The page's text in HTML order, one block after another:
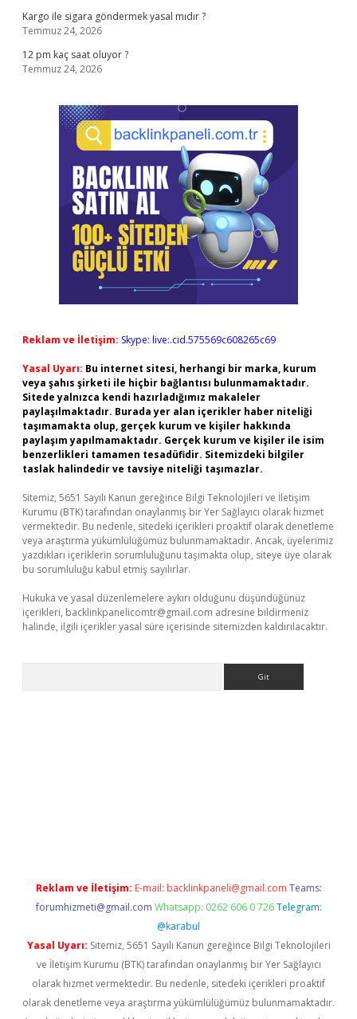
Kargo ile sigara göndermek yasal mıdır ?
Temmuz 24, 2026
12 pm kaç saat oluyor ?
Temmuz 24, 2026
Reklam ve İletişim: Skype: live:.cid.575569c608265c69
Yasal Uyarı: Bu internet sitesi, herhangi bir marka, kurum
veya şahıs şirketi ile hiçbir bağlantısı bulunmamaktadır.
Sitede yalnızca kendi hazırladığımız makaleler
paylaşılmaktadır. Burada yer alan içerikler haber niteliği
taşımamakta olup, gerçek kurum ve kişiler hakkında
paylaşım yapılmamaktadır. Gerçek kurum ve kişiler ile isim
benzerlikleri tamamen tesadüfidir. Sitemizdeki bilgiler
taslak halindedir ve tavsiye niteliği taşımazlar.
Sitemiz, 5651 Sayılı Kanun gereğince Bilgi Teknolojileri ve İletişim
Kurumu (BTK) tarafından onaylanmış bir Yer Sağlayıcı olarak hizmet
vermektedir. Bu nedenle, sitedeki içerikleri proaktif olarak denetleme
veya araştırma yükümlülüğümüz bulunmamaktadır. Ancak, üyelerimiz
yazdıkları içeriklerin sorumluluğunu taşımakta olup, siteye üye olarak
bu sorumluluğu kabul etmiş sayılırlar.
Hukuka ve yasal düzenlemelere aykırı olduğunu düşündüğünüz
içerikleri, backlinkpanelicomtr@gmail.com adresine bildirmeniz
halinde, ilgili içerikler yasal süre içerisinde sitemizden kaldırılacaktır.
Reklam ve İletişim: E-mail: backlinkpaneli@gmail.com Teams:
forumhizmeti@gmail.com Whatsapp: 0262 606 0 726 Telegram:
@karabul
Yasal Uyarı: Sitemiz, 5651 Sayılı Kanun gereğince Bilgi Teknolojileri
ve İletişim Kurumu (BTK) tarafından onaylanmış bir Yer Sağlayıcı
olarak hizmet vermektedir. Bu nedenle, sitedeki içerikleri proaktif
olarak denetleme veya araştırma yükümlülüğümüz bulunmamaktadır.